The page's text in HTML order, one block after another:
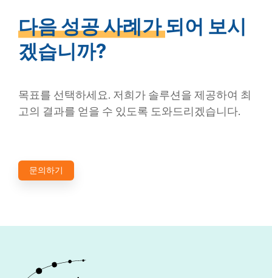
다음 성공 사례가되어 보시
겠습니까?
목표를 선택하세요. 저희가 솔루션을 제공하여 최
고의 결과를 얻을 수 있도록 도와드리겠습니다.
문의하기